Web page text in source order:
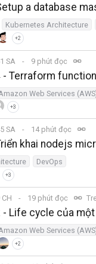
a database
Kubernetes Architecture
+2
SA 9 phút đọc
Terraform
Web Services
+3
SA 14 phút đọc
khai nodejs
DevOps
+3
19 phút đọc
- Life cycle của
Web Services
+2